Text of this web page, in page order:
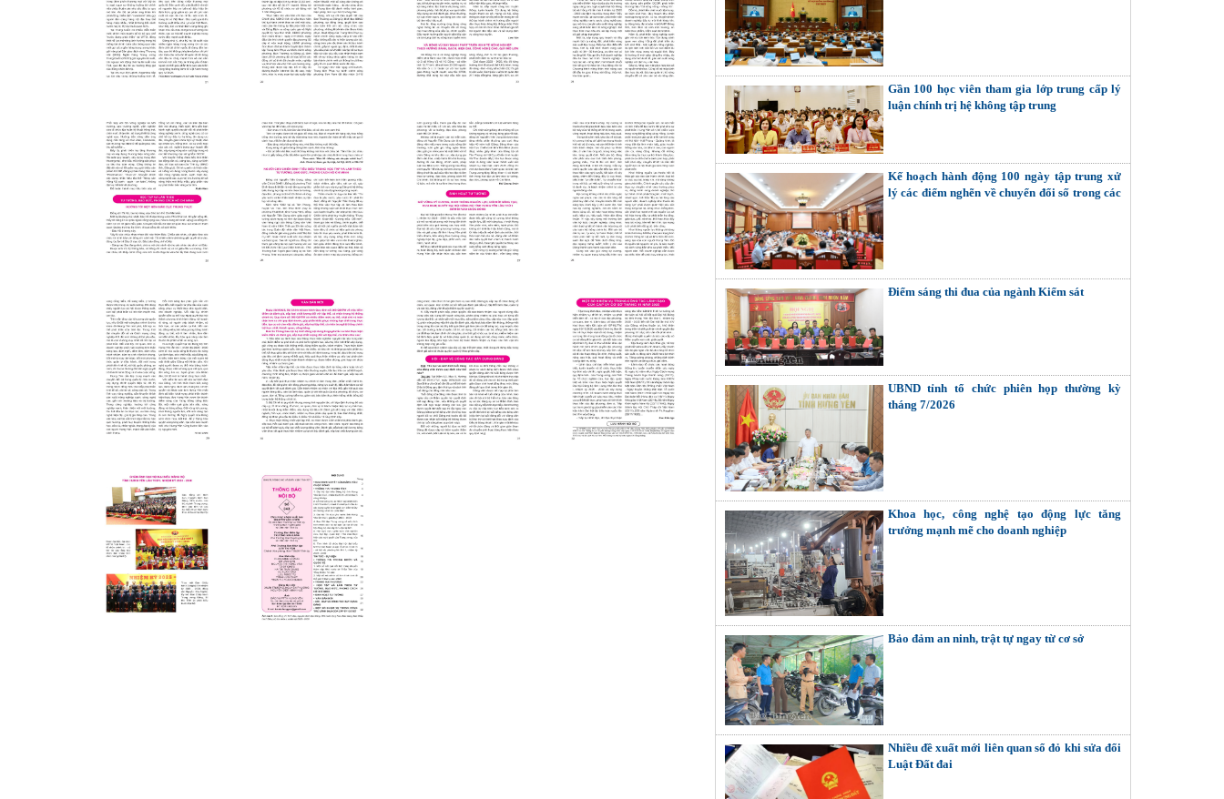
Click xem ảnh Click xem ảnh Click xem ảnh Click xem ảnh
Click xem ảnh Click xem ảnh Click xem ảnh Click xem ảnh
Click xem ảnh Click xem ảnh
Gần 100 học viên tham gia lớp trung cấp lý
luận chính trị hệ không tập trung
Kế hoạch hành động 100 ngày tập trung xử
lý các điểm nghẽn về chuyển đổi số trong các
Điểm sáng thi đua của ngành Kiểm sát
UBND tỉnh tổ chức phiên họp thường kỳ
tháng 7/2026
Khoa học, công nghệ tạo động lực tăng
trưởng mạnh mẽ cho doanh nghiệp
Bảo đảm an ninh, trật tự ngay từ cơ sở
Nhiều đề xuất mới liên quan sổ đỏ khi sửa đổi
Luật Đất đai